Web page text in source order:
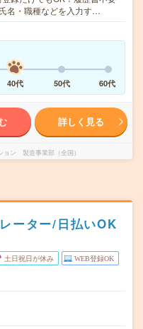
名・職種などを入力す…
40代 50代 60代
詳しく見る
ョン 製造事業部（全国）
ーター/日払いOK
土日祝日が休み WEB登録OK